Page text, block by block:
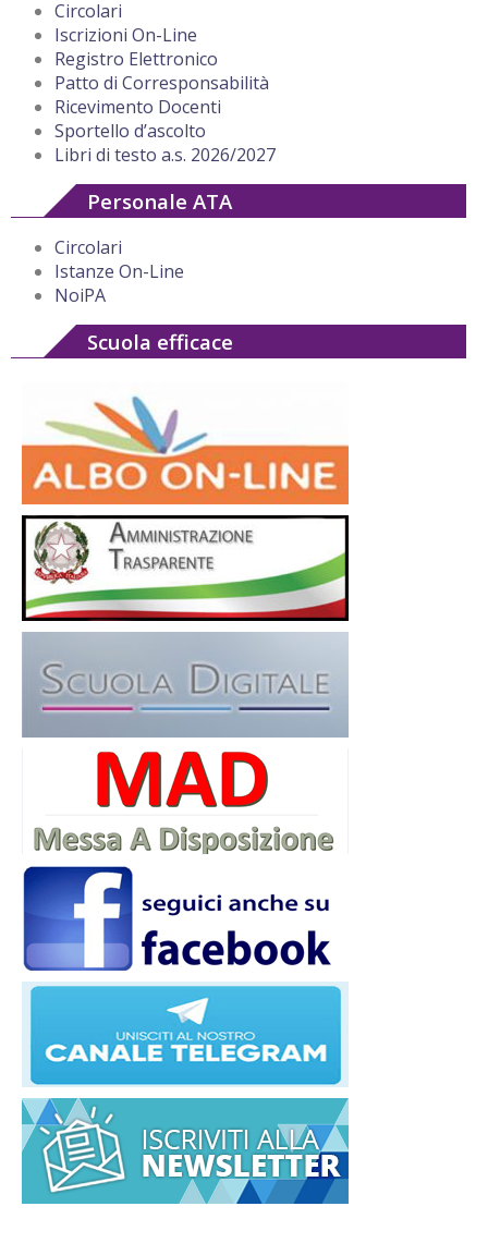
Circolari
Iscrizioni On-Line
Registro Elettronico
Patto di Corresponsabilità
Ricevimento Docenti
Sportello d’ascolto
Libri di testo a.s. 2026/2027
Personale ATA
Circolari
Istanze On-Line
NoiPA
Scuola efficace